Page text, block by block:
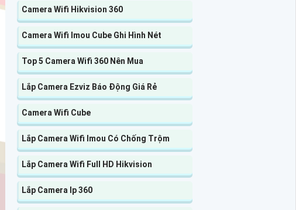
Camera Wifi Hikvision 360
Camera Wifi Imou Cube Ghi Hình Nét
Top 5 Camera Wifi 360 Nên Mua
Lắp Camera Ezviz Báo Động Giá Rẻ
Camera Wifi Cube
Lắp Camera Wifi Imou Có Chống Trộm
Lắp Camera Wifi Full HD Hikvision
Lắp Camera Ip 360